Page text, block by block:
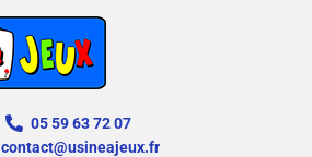
05 59 63 72 07
contact@usineajeux.fr